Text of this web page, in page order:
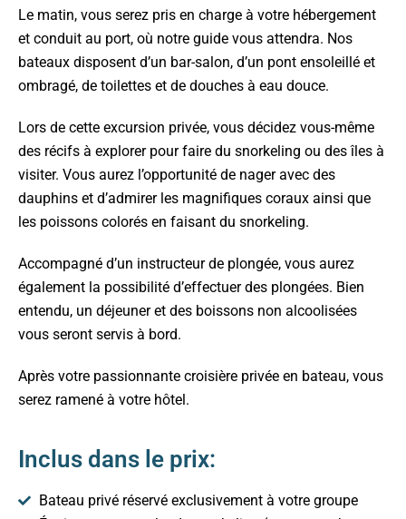
Le matin, vous serez pris en charge à votre hébergement
et conduit au port, où notre guide vous attendra. Nos
bateaux disposent d’un bar-salon, d’un pont ensoleillé et
ombragé, de toilettes et de douches à eau douce.
Lors de cette excursion privée, vous décidez vous-même
des récifs à explorer pour faire du snorkeling ou des îles à
visiter. Vous aurez l’opportunité de nager avec des
dauphins et d’admirer les magnifiques coraux ainsi que
les poissons colorés en faisant du snorkeling.
Accompagné d’un instructeur de plongée, vous aurez
également la possibilité d’effectuer des plongées. Bien
entendu, un déjeuner et des boissons non alcoolisées
vous seront servis à bord.
Après votre passionnante croisière privée en bateau, vous
serez ramené à votre hôtel.
Inclus dans le prix:
Bateau privé réservé exclusivement à votre groupe